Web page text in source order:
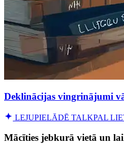
Deklinācijas vingrinājumi
LEJUPIELĀDĒ TALKPAL
Mācīties jebkurā vietā un